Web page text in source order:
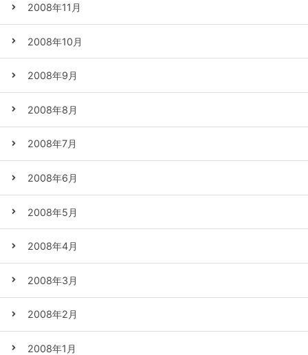
2008年11月
2008年10月
2008年9月
2008年8月
2008年7月
2008年6月
2008年5月
2008年4月
2008年3月
2008年2月
2008年1月